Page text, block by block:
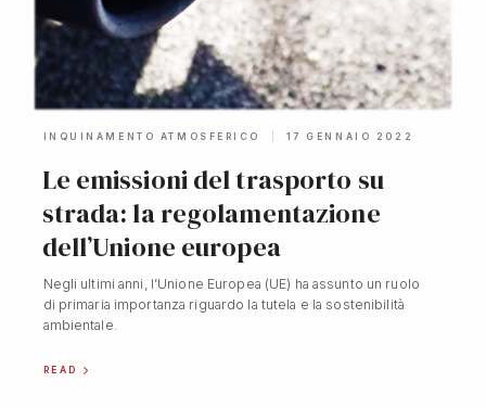
INQUINAMENTO ATMOSFERICO 17 GENNAIO 2022
Le emissioni del trasporto su
strada: la regolamentazione
dell’Unione europea
Negli ultimi anni, l’Unione Europea (UE) ha assunto un ruolo
di primaria importanza riguardo la tutela e la sostenibilità
ambientale.
READ